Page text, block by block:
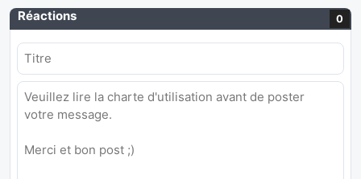
Réactions 0